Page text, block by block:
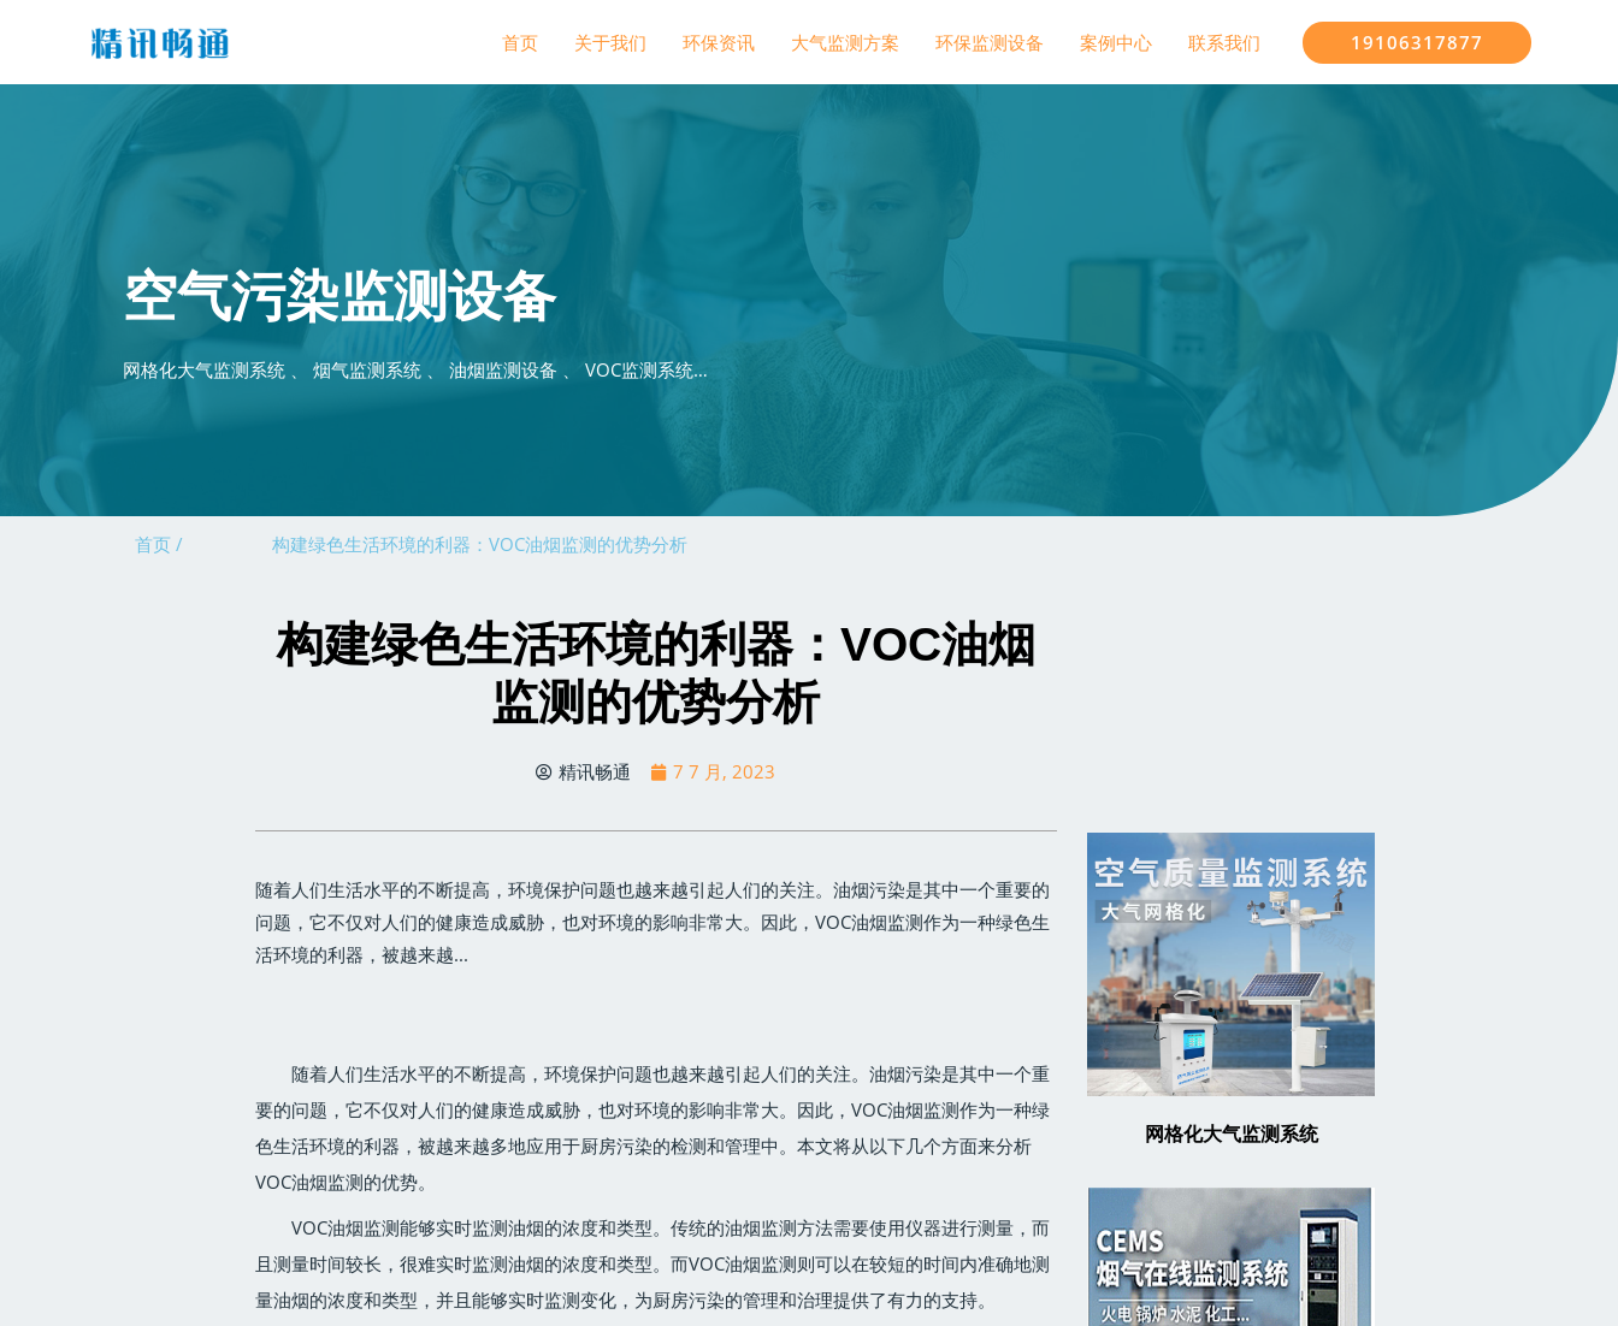
首页 关于我们 环保资讯 大气监测方案 环保监测设备 案例中心 联系我们 19106317877
空气污染监测设备
网格化大气监测系统 、 烟气监测系统 、 油烟监测设备 、 VOC监测系统…
首页 / 构建绿色生活环境的利器：VOC油烟监测的优势分析
构建绿色生活环境的利器：VOC油烟
监测的优势分析
精讯畅通 7 7 月, 2023
随着人们生活水平的不断提高，环境保护问题也越来越引起人们的关注。油烟污染是其中一个重要的
问题，它不仅对人们的健康造成威胁，也对环境的影响非常大。因此，VOC油烟监测作为一种绿色生
活环境的利器，被越来越...
随着人们生活水平的不断提高，环境保护问题也越来越引起人们的关注。油烟污染是其中一个重
要的问题，它不仅对人们的健康造成威胁，也对环境的影响非常大。因此，VOC油烟监测作为一种绿
色生活环境的利器，被越来越多地应用于厨房污染的检测和管理中。本文将从以下几个方面来分析
VOC油烟监测的优势。
VOC油烟监测能够实时监测油烟的浓度和类型。传统的油烟监测方法需要使用仪器进行测量，而
且测量时间较长，很难实时监测油烟的浓度和类型。而VOC油烟监测则可以在较短的时间内准确地测
量油烟的浓度和类型，并且能够实时监测变化，为厨房污染的管理和治理提供了有力的支持。
网格化大气监测系统